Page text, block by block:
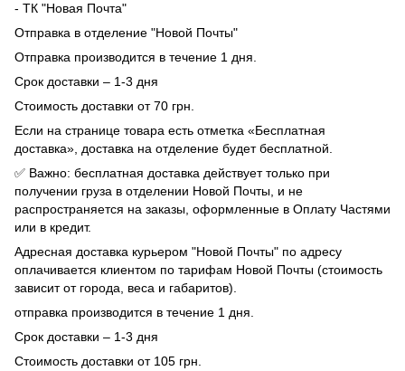
- ТК "Новая Почта"
Отправка в отделение "Новой Почты"
Отправка производится в течение 1 дня.
Срок доставки – 1-3 дня
Стоимость доставки от 70 грн.
Если на странице товара есть отметка «Бесплатная
доставка», доставка на отделение будет бесплатной.
✅ Важно: бесплатная доставка действует только при
получении груза в отделении Новой Почты, и не
распространяется на заказы, оформленные в Оплату Частями
или в кредит.
Адресная доставка курьером "Новой Почты" по адресу
оплачивается клиентом по тарифам Новой Почты (стоимость
зависит от города, веса и габаритов).
отправка производится в течение 1 дня.
Срок доставки – 1-3 дня
Стоимость доставки от 105 грн.